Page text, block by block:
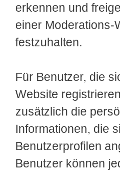
erkennen und
einer Moderations-
festzuhalten.
Für Benutzer, die
Website
zusätzlich die
Informationen, die
Benutzerprofilen
Benutzer können